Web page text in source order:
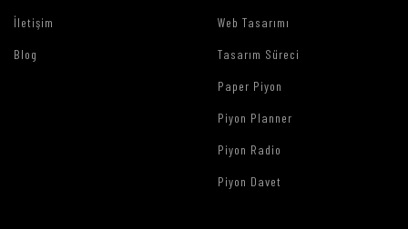
İletişim
Blog
Web Tasarımı
Tasarım Süreci
Paper Piyon
Piyon Planner
Piyon Radio
Piyon Davet